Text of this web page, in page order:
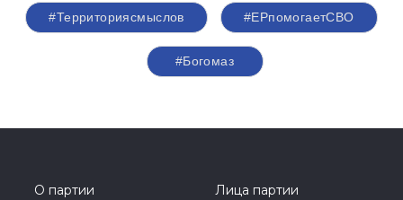
#Территориясмыслов #ЕРпомогаетСВО
#Богомаз
О партии
Лица партии